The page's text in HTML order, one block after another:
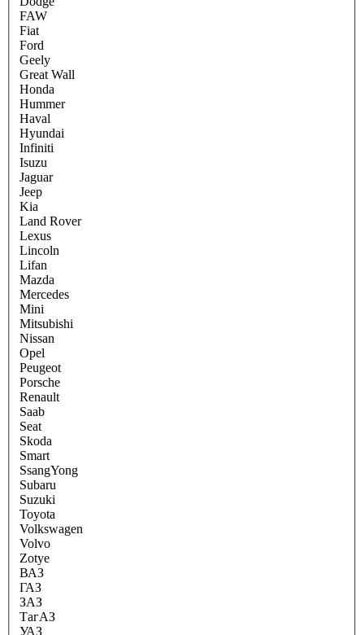
FAW
Fiat
Ford
Geely
Great Wall
Honda
Hummer
Haval
Hyundai
Infiniti
Isuzu
Jaguar
Jeep
Kia
Land Rover
Lexus
Lincoln
Lifan
Mazda
Mercedes
Mini
Mitsubishi
Nissan
Opel
Peugeot
Porsche
Renault
Saab
Seat
Skoda
Smart
SsangYong
Subaru
Suzuki
Toyota
Volkswagen
Volvo
Zotye
ВАЗ
ГАЗ
ЗАЗ
ТагАЗ
УАЗ